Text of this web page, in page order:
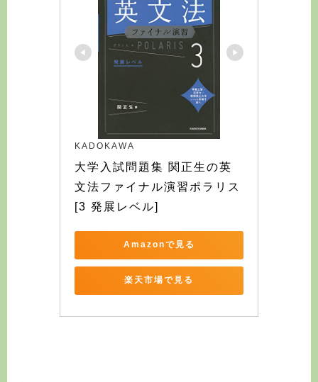
KADOKAWA
大学入試問題集 関正生の英
文法ファイナル演習ポラリス
[3 発展レベル]
Amazonで見る
楽天市場で見る